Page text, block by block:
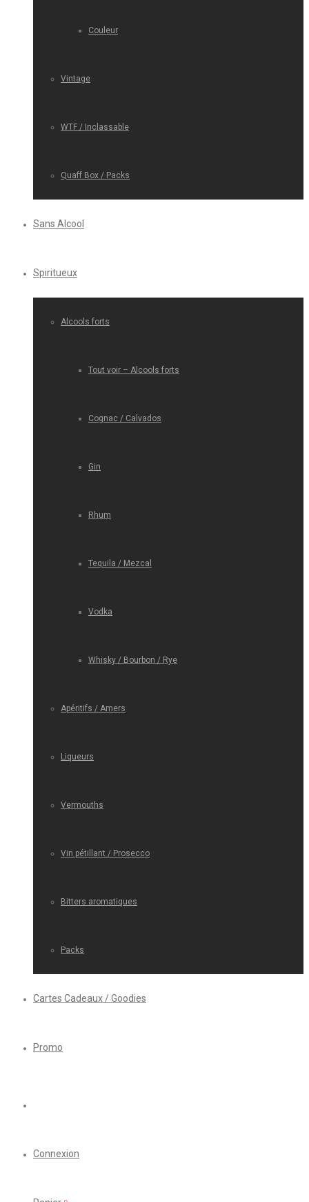
Couleur
Vintage
WTF / Inclassable
Quaff Box / Packs
Sans Alcool
Spiritueux
Alcools forts
Tout voir – Alcools forts
Cognac / Calvados
Gin
Rhum
Tequila / Mezcal
Vodka
Whisky / Bourbon / Rye
Apéritifs / Amers
Liqueurs
Vermouths
Vin pétillant / Prosecco
Bitters aromatiques
Packs
Cartes Cadeaux / Goodies
Promo
Connexion